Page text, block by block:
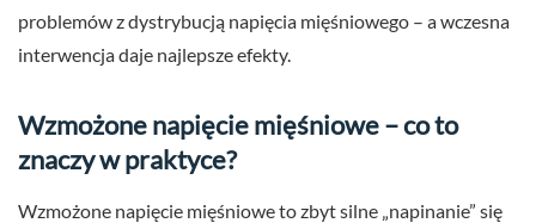
problemów z dystrybucją napięcia mięśniowego – a wczesna
interwencja daje najlepsze efekty.
Wzmożone napięcie mięśniowe – co to
znaczy w praktyce?
Wzmożone napięcie mięśniowe to zbyt silne „napinanie” się